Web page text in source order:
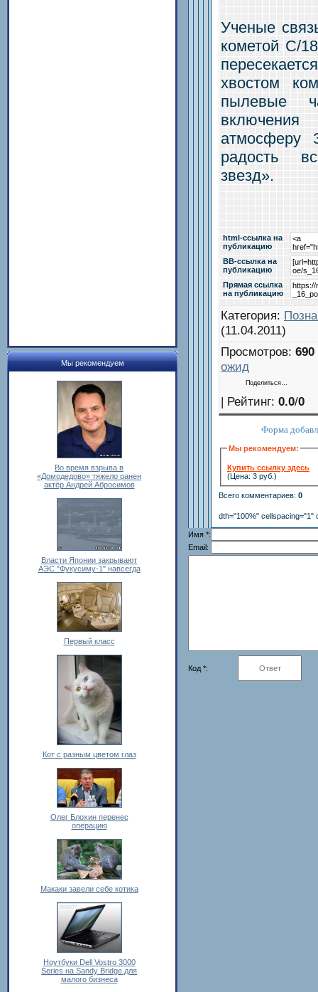
Мы рекомендуем
Во время взрыва в
«Домодедово» тяжело ранен
актёр Андрей Абросимов
Власти Японии закрывают
АЭС "Фукусиму-1" навсегда
Первый класс
Кот с разным цветом глаз
Олег Блохин перенес
операцию
Макаки завели себе котика
Ноутбуки Dell Vostro 3000
Series на Sandy Bridge для
малого бизнеса
Ученые
кометой C/
хвостом
пылевые
включения
атмосферу
радость
звезд».
html-cсылка на
публикацию
BB-cсылка на
публикацию
Прямая ссылка
на публикацию
Категория:
(11.04.2011)
Просмотров: 690
ожид
Поделиться…
| Рейтинг: 0.0/0
Форма
Мы рекомендуем:
Купить ссылку здесь
(Цена: 3 руб.)
Всего комментариев: 0
dth="100%" cellspacing="1"
Имя *:
Email:
Код *: